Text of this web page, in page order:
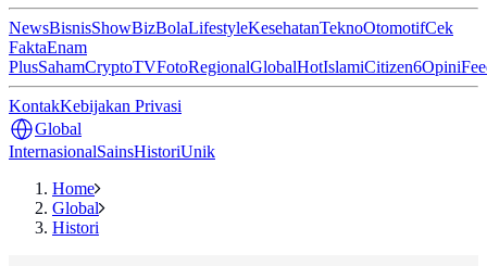
NewsBisnisShowBizBolaLifestyleKesehatanTeknoOtomotifCek
FaktaEnam
PlusSahamCryptoTVFotoRegionalGlobalHotIslamiCitizen6Opini
KontakKebijakan Privasi
Global
InternasionalSainsHistoriUnik
Home
Global
Histori